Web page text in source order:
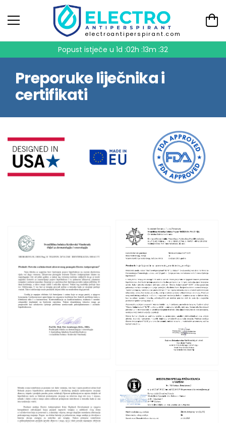
electroantiperspirant.com
Popust istječe u1d :02h :13m :31
Preporuke liječnika i
certifikati